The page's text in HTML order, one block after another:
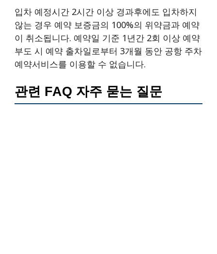
입차 예정시간 2시간 이상 경과후에도 입차하지
않는 경우 예약 보증금의 100%의 위약금과 예약
이 취소됩니다. 예약일 기준 1년간 2회 이상 예약
부도 시 예약 출차일로부터 3개월 동안 공항 주차
예약서비스를 이용할 수 없습니다.
관련 FAQ 자주 묻는 질문